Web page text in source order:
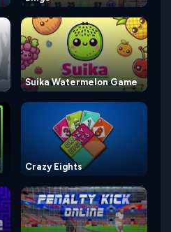
Suika Watermelon Game
Crazy Eights